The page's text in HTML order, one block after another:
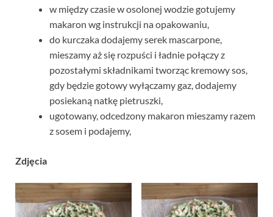
w między czasie w osolonej wodzie gotujemy
makaron wg instrukcji na opakowaniu,
do kurczaka dodajemy serek mascarpone,
mieszamy aż się rozpuści i ładnie połączy z
pozostałymi składnikami tworząc kremowy sos,
gdy będzie gotowy wyłączamy gaz, dodajemy
posiekaną natkę pietruszki,
ugotowany, odcedzony makaron mieszamy razem
z sosem i podajemy,
Zdjęcia